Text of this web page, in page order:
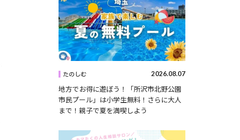
たのしむ 2026.08.07
地方でお得に遊ぼう！「所沢市北野公園
市民プール」は小学生無料！さらに大人
まで！親子で夏を満喫しよう